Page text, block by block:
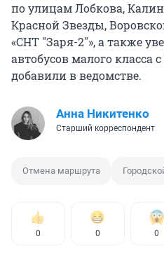
по улицам Лобкова,
Красной Звезды,
«СНТ "Заря-2"», а также
автобусов малого класса
добавили в ведомстве.
Анна Никитенко
Старший корреспондент
Отмена маршрута
0 0 0